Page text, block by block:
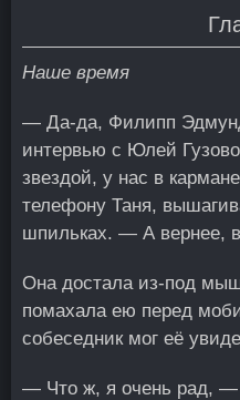
Наше время
— Да-да, Филипп
интервью с Юлей
звездой, у нас в
телефону Таня,
шпильках. — А вернее,
Она достала из-под
помахала ею перед
собеседник мог её
— Что ж, я очень рад, —